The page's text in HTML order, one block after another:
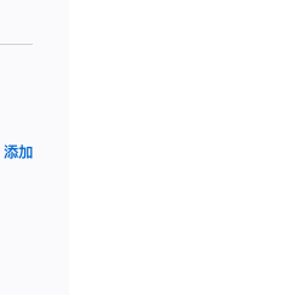
添加AppleCare+